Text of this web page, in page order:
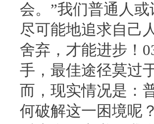
会。”我们普通人
尽可能地追求自己
舍弃，才能进步！
手，最佳途径莫过
而，现实情况是：
何破解这一困境呢